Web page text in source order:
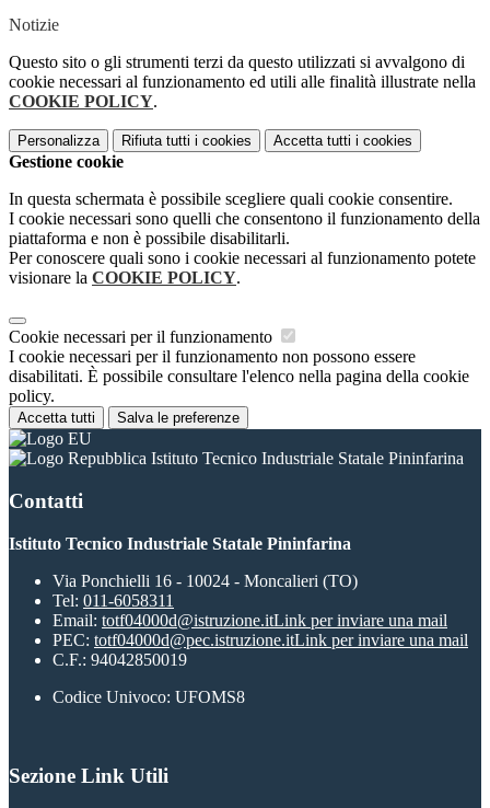
Notizie
Questo sito o gli strumenti terzi da questo utilizzati si avvalgono di
cookie necessari al funzionamento ed utili alle finalità illustrate nella
COOKIE POLICY.
Personalizza Rifiuta tutti i cookies Accetta tutti i cookies
Gestione cookie
In questa schermata è possibile scegliere quali cookie consentire.
I cookie necessari sono quelli che consentono il funzionamento della
piattaforma e non è possibile disabilitarli.
Per conoscere quali sono i cookie necessari al funzionamento potete
visionare la COOKIE POLICY.
Cookie necessari per il funzionamento
I cookie necessari per il funzionamento non possono essere
disabilitati. È possibile consultare l'elenco nella pagina della cookie
policy.
Accetta tutti Salva le preferenze
Istituto Tecnico Industriale Statale Pininfarina
Contatti
Istituto Tecnico Industriale Statale Pininfarina
Via Ponchielli 16 - 10024 - Moncalieri (TO)
Tel: 011-6058311
Email: totf04000d@istruzione.itLink per inviare una mail
PEC: totf04000d@pec.istruzione.itLink per inviare una mail
C.F.: 94042850019
Codice Univoco: UFOMS8
Sezione Link Utili